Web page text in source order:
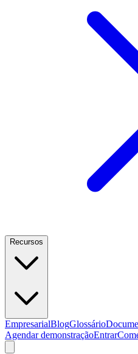
Recursos
EmpresarialBlogGlossário
Agendar demonstraçãoEntrar